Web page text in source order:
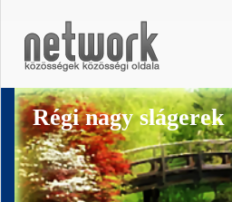
Régi nagy slágerek